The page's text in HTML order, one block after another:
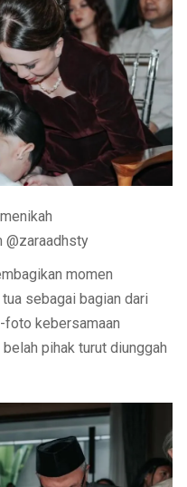
momen
sebagai bagian dari
foto kebersamaan
pihak turut diunggah